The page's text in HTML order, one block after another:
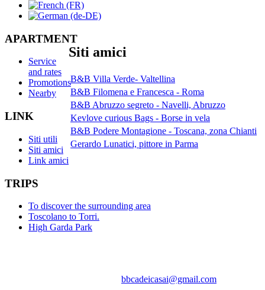
Siti amici
B&B Villa Verde- Valtellina
B&B Filomena e Francesca - Roma
B&B Abruzzo segreto - Navelli, Abruzzo
Kevlove curious Bags - Borse in vela
B&B Podere Montagione - Toscana, zona Chianti
Gerardo Lunatici, pittore in Parma
APARTMENT
Service
and rates
Promotions
Nearby
LINK
Siti utili
Siti amici
Link amici
TRIPS
To discover the surrounding area
Toscolano to Torri.
High Garda Park
bbcadeicasai@gmail.com